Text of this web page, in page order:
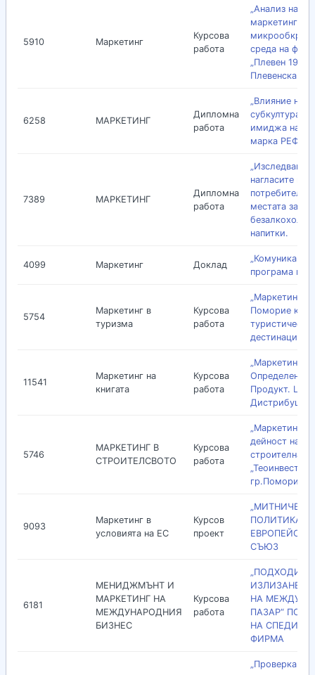
5910 Маркетинг
Курсова
работа
„Анализ на
среда на
„Плевен
Плевенска
6258 МАРКЕТИНГ
Дипломна
работа
„Влияние на
субкултурата
имиджа на
марка РЕФАН”
7389 МАРКЕТИНГ
Дипломна
работа
„Изследване
нагласите на
местата за
безалкохолни
напитки.
4099 Маркетинг Доклад
програма на
5754
Маркетинг в
туризма
Курсова
работа
„Маркетинг
Поморие като
туристическа
дестинация”
11541
Маркетинг на
книгата
Курсова
работа
„Маркетинг-
Определение.
Продукт.
Дистрибуция”
5746
МАРКЕТИНГ В
СТРОИТЕЛСВОТО
Курсова
работа
дейност на
строителна
„Теоинвест”
гр.Поморие”
9093
Маркетинг в
условията на ЕС
Курсов
проект
ПОЛИТИКА
СЪЮЗ
6181
МЕНИДЖМЪНТ И
МАРКЕТИНГ НА
МЕЖДУНАРОДНИЯ
БИЗНЕС
Курсова
работа
„ПОДХОДИ ЗА
ИЗЛИЗАНЕ И
НА
ПАЗАР“ ПО
НА
ФИРМА
„Проверка на